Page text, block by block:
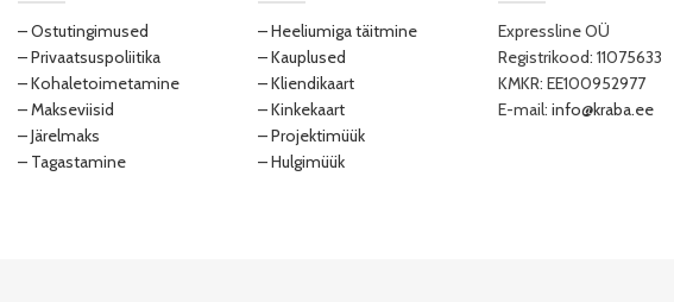
– Ostutingimused
– Privaatsuspoliitika
– Kohaletoimetamine
– Makseviisid
– Järelmaks
– Tagastamine
– Heeliumiga täitmine
– Kauplused
– Kliendikaart
– Kinkekaart
– Projektimüük
– Hulgimüük
Expressline OÜ
Registrikood: 11075633
KMKR: EE100952977
E-mail: info@kraba.ee